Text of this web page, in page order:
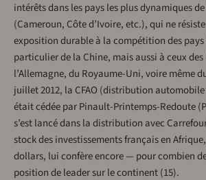
intérêts dans les pays les plus dynamiques
(Cameroun, Côte d’Ivoire, etc.), qui ne
exposition durable à la compétition des pays
particulier de la Chine, mais aussi à ceux
l’Allemagne, du Royaume-Uni, voire même
juillet 2012, la CFAO (distribution
était cédée par Pinault-Printemps-Redoute
s’est lancé dans la distribution avec
stock des investissements français en
dollars, lui confère encore — pour combien
position de leader sur le continent (15).